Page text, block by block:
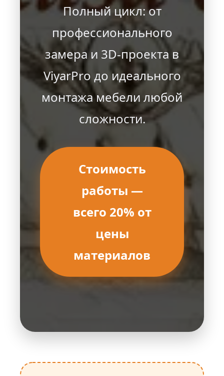
Полный цикл: от
профессионального
замера и 3D-проекта в
ViyarPro до идеального
монтажа мебели любой
сложности.
Стоимость
работы —
всего 20% от
цены
материалов